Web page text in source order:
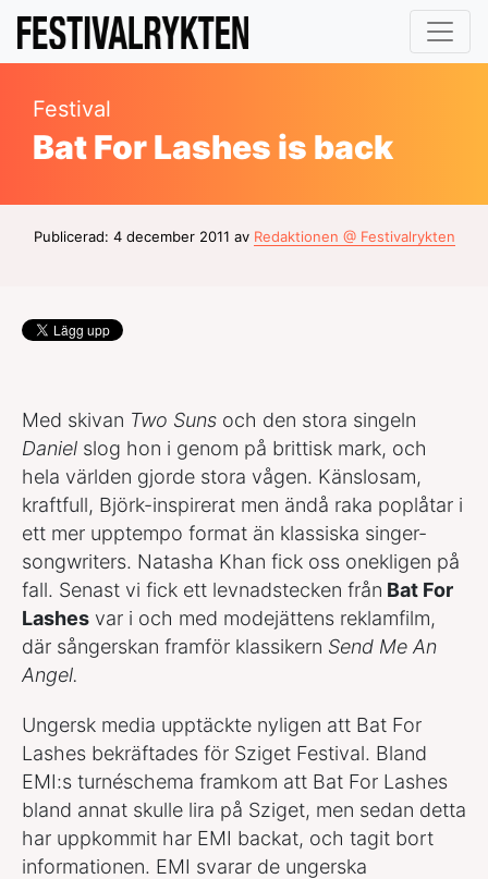
Festival
Bat For Lashes is back
Publicerad: 4 december 2011 av Redaktionen @ Festivalrykten
Med skivan Two Suns och den stora singeln
Daniel slog hon i genom på brittisk mark, och
hela världen gjorde stora vågen. Känslosam,
kraftfull, Björk-inspirerat men ändå raka poplåtar i
ett mer upptempo format än klassiska singer-
songwriters. Natasha Khan fick oss onekligen på
fall. Senast vi fick ett levnadstecken från Bat For
Lashes var i och med modejättens reklamfilm,
där sångerskan framför klassikern Send Me An
Angel.
Ungersk media upptäckte nyligen att Bat For
Lashes bekräftades för Sziget Festival. Bland
EMI:s turnéschema framkom att Bat For Lashes
bland annat skulle lira på Sziget, men sedan detta
har uppkommit har EMI backat, och tagit bort
informationen. EMI svarar de ungerska